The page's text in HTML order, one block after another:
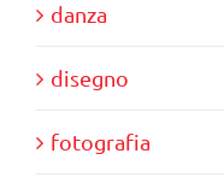
danza
disegno
fotografia